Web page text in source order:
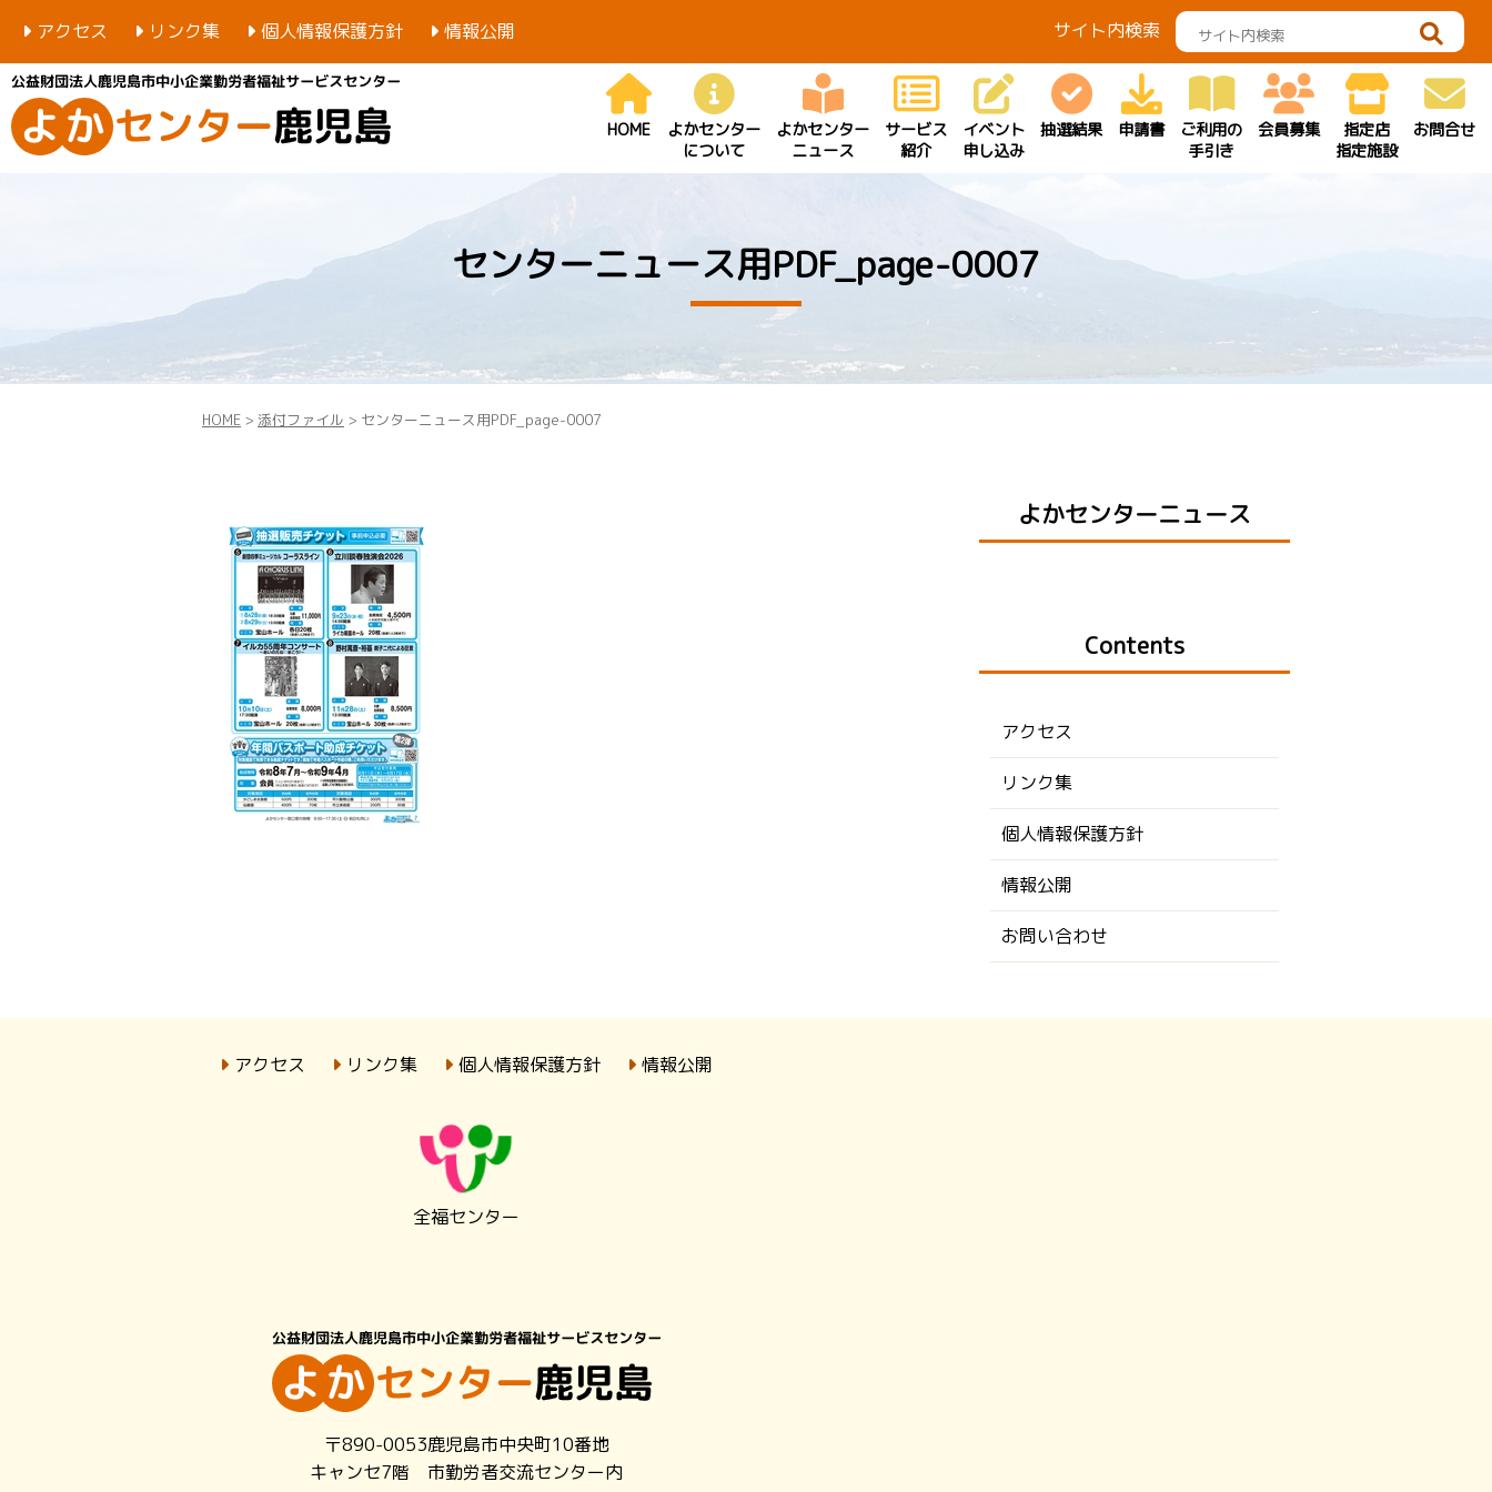
アクセス リンク集 個人情報保護方針 情報公開 サイト内検索
HOME
よかセンター
について
よかセンター
ニュース
サービス
紹介
イベント
申し込み
抽選結果 申請書
ご利用の
手引き
会員募集
指定店
指定施設
お問合せ
センターニュース用PDF_page-0007
HOME > 添付ファイル > センターニュース用PDF_page-0007
よかセンターニュース
Contents
アクセス
リンク集
個人情報保護方針
情報公開
お問い合わせ
アクセス リンク集 個人情報保護方針 情報公開
全福センター
〒890-0053鹿児島市中央町10番地
キャンセ7階 市勤労者交流センター内